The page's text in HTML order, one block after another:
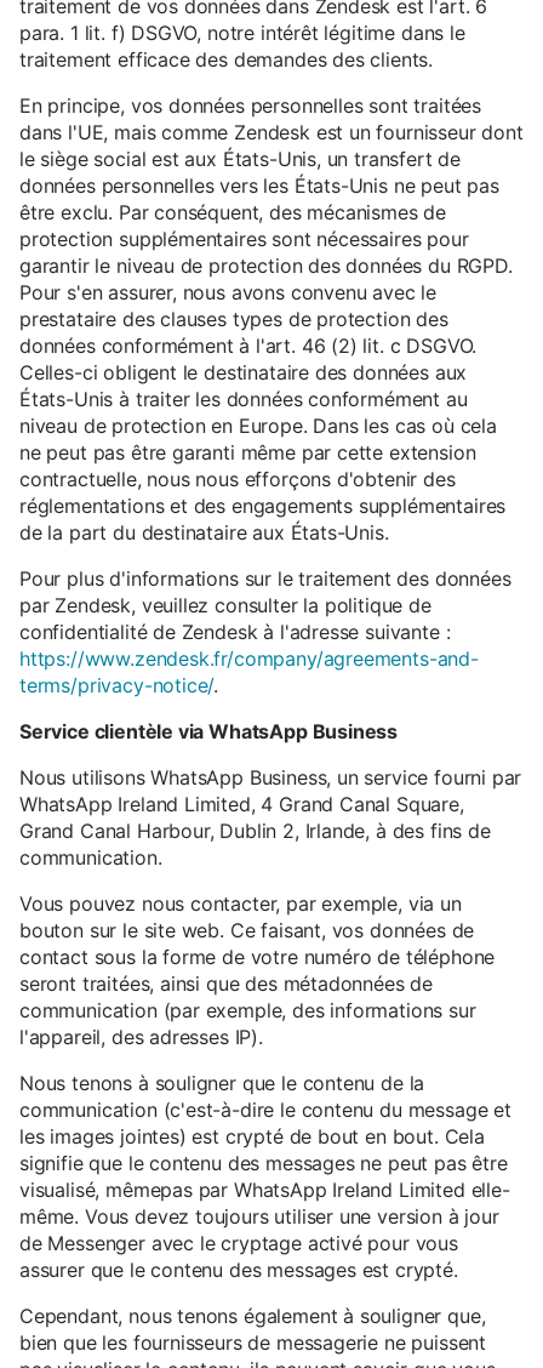
traitement de vos données dans Zendesk est l'art. 6
para. 1 lit. f) DSGVO, notre intérêt légitime dans le
traitement efficace des demandes des clients.
En principe, vos données personnelles sont traitées
dans l'UE, mais comme Zendesk est un fournisseur dont
le siège social est aux États-Unis, un transfert de
données personnelles vers les États-Unis ne peut pas
être exclu. Par conséquent, des mécanismes de
protection supplémentaires sont nécessaires pour
garantir le niveau de protection des données du RGPD.
Pour s'en assurer, nous avons convenu avec le
prestataire des clauses types de protection des
données conformément à l'art. 46 (2) lit. c DSGVO.
Celles-ci obligent le destinataire des données aux
États-Unis à traiter les données conformément au
niveau de protection en Europe. Dans les cas où cela
ne peut pas être garanti même par cette extension
contractuelle, nous nous efforçons d'obtenir des
réglementations et des engagements supplémentaires
de la part du destinataire aux États-Unis.
Pour plus d'informations sur le traitement des données
par Zendesk, veuillez consulter la politique de
confidentialité de Zendesk à l'adresse suivante :
https://www.zendesk.fr/company/agreements-and-
terms/privacy-notice/.
Service clientèle via WhatsApp Business
Nous utilisons WhatsApp Business, un service fourni par
WhatsApp Ireland Limited, 4 Grand Canal Square,
Grand Canal Harbour, Dublin 2, Irlande, à des fins de
communication.
Vous pouvez nous contacter, par exemple, via un
bouton sur le site web. Ce faisant, vos données de
contact sous la forme de votre numéro de téléphone
seront traitées, ainsi que des métadonnées de
communication (par exemple, des informations sur
l'appareil, des adresses IP).
Nous tenons à souligner que le contenu de la
communication (c'est-à-dire le contenu du message et
les images jointes) est crypté de bout en bout. Cela
signifie que le contenu des messages ne peut pas être
visualisé, mêmepas par WhatsApp Ireland Limited elle-
même. Vous devez toujours utiliser une version à jour
de Messenger avec le cryptage activé pour vous
assurer que le contenu des messages est crypté.
Cependant, nous tenons également à souligner que,
bien que les fournisseurs de messagerie ne puissent